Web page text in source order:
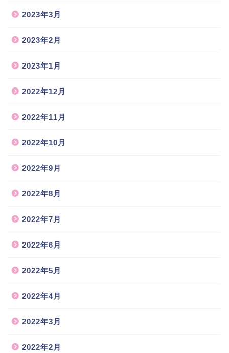
2023年3月
2023年2月
2023年1月
2022年12月
2022年11月
2022年10月
2022年9月
2022年8月
2022年7月
2022年6月
2022年5月
2022年4月
2022年3月
2022年2月